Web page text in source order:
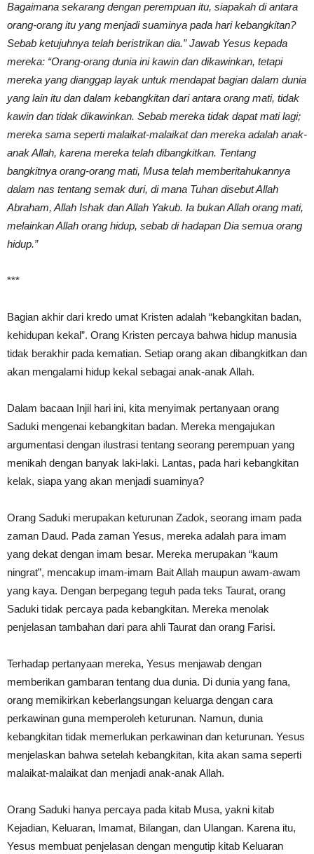
Bagaimana sekarang dengan perempuan itu, siapakah di antara
orang-orang itu yang menjadi suaminya pada hari kebangkitan?
Sebab ketujuhnya telah beristrikan dia.” Jawab Yesus kepada
mereka: “Orang-orang dunia ini kawin dan dikawinkan, tetapi
mereka yang dianggap layak untuk mendapat bagian dalam dunia
yang lain itu dan dalam kebangkitan dari antara orang mati, tidak
kawin dan tidak dikawinkan. Sebab mereka tidak dapat mati lagi;
mereka sama seperti malaikat-malaikat dan mereka adalah anak-
anak Allah, karena mereka telah dibangkitkan. Tentang
bangkitnya orang-orang mati, Musa telah memberitahukannya
dalam nas tentang semak duri, di mana Tuhan disebut Allah
Abraham, Allah Ishak dan Allah Yakub. Ia bukan Allah orang mati,
melainkan Allah orang hidup, sebab di hadapan Dia semua orang
hidup.”
***
Bagian akhir dari kredo umat Kristen adalah “kebangkitan badan,
kehidupan kekal”. Orang Kristen percaya bahwa hidup manusia
tidak berakhir pada kematian. Setiap orang akan dibangkitkan dan
akan mengalami hidup kekal sebagai anak-anak Allah.
Dalam bacaan Injil hari ini, kita menyimak pertanyaan orang
Saduki mengenai kebangkitan badan. Mereka mengajukan
argumentasi dengan ilustrasi tentang seorang perempuan yang
menikah dengan banyak laki-laki. Lantas, pada hari kebangkitan
kelak, siapa yang akan menjadi suaminya?
Orang Saduki merupakan keturunan Zadok, seorang imam pada
zaman Daud. Pada zaman Yesus, mereka adalah para imam
yang dekat dengan imam besar. Mereka merupakan “kaum
ningrat”, mencakup imam-imam Bait Allah maupun awam-awam
yang kaya. Dengan berpegang teguh pada teks Taurat, orang
Saduki tidak percaya pada kebangkitan. Mereka menolak
penjelasan tambahan dari para ahli Taurat dan orang Farisi.
Terhadap pertanyaan mereka, Yesus menjawab dengan
memberikan gambaran tentang dua dunia. Di dunia yang fana,
orang memikirkan keberlangsungan keluarga dengan cara
perkawinan guna memperoleh keturunan. Namun, dunia
kebangkitan tidak memerlukan perkawinan dan keturunan. Yesus
menjelaskan bahwa setelah kebangkitan, kita akan sama seperti
malaikat-malaikat dan menjadi anak-anak Allah.
Orang Saduki hanya percaya pada kitab Musa, yakni kitab
Kejadian, Keluaran, Imamat, Bilangan, dan Ulangan. Karena itu,
Yesus membuat penjelasan dengan mengutip kitab Keluaran